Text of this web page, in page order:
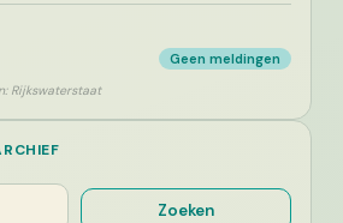
Geen meldingen
Rijkswaterstaat
Zoeken